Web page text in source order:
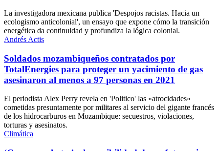
La investigadora mexicana publica 'Despojos racistas. Hacia un
ecologismo anticolonial', un ensayo que expone cómo la transición
energética da continuidad y profundiza la lógica colonial.
Andrés Actis
Soldados mozambiqueños contratados por
TotalEnergies para proteger un yacimiento de gas
asesinaron al menos a 97 personas en 2021
El periodista Alex Perry revela en 'Politico' las «atrocidades»
cometidas presuntamente por militares al servicio del gigante francés
de los hidrocarburos en Mozambique: secuestros, violaciones,
torturas y asesinatos.
Climática